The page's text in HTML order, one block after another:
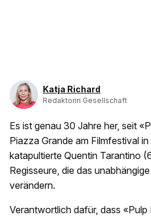
Katja Richard
Redaktorin Gesellschaft
Es ist genau 30 Jahre her, seit
Piazza Grande am Filmfestival
katapultierte Quentin Tarantino
Regisseure, die das
verändern.
Verantwortlich dafür, dass